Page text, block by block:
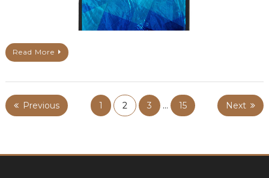
Read More
Previous 1 2 3 … 15 Next